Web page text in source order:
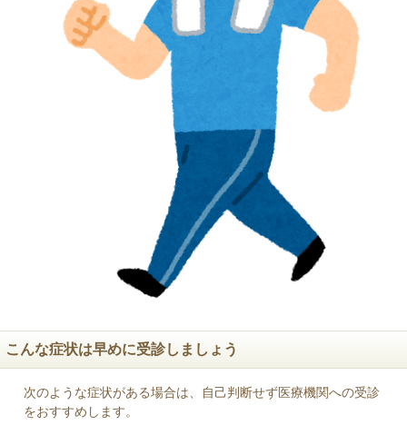
こんな症状は早めに受診しましょう
次のような症状がある場合は、自己判断せず医療機関への受診
をおすすめします。